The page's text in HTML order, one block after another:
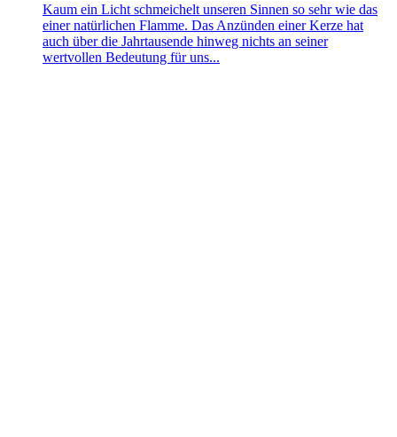
Kaum ein Licht schmeichelt unseren Sinnen so sehr wie das
einer natürlichen Flamme. Das Anzünden einer Kerze hat
auch über die Jahrtausende hinweg nichts an seiner
wertvollen Bedeutung für uns...